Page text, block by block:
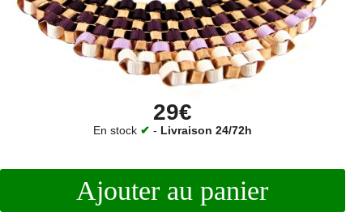
29€
En stock ✔ - Livraison 24/72h
Ajouter au panier